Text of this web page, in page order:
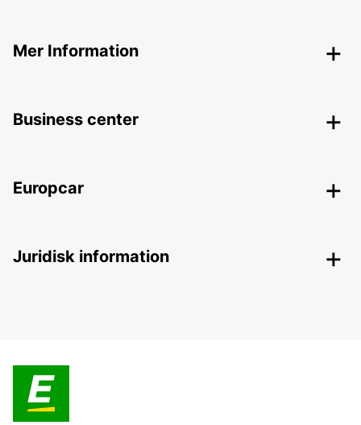
Mer Information
Business center
Europcar
Juridisk information